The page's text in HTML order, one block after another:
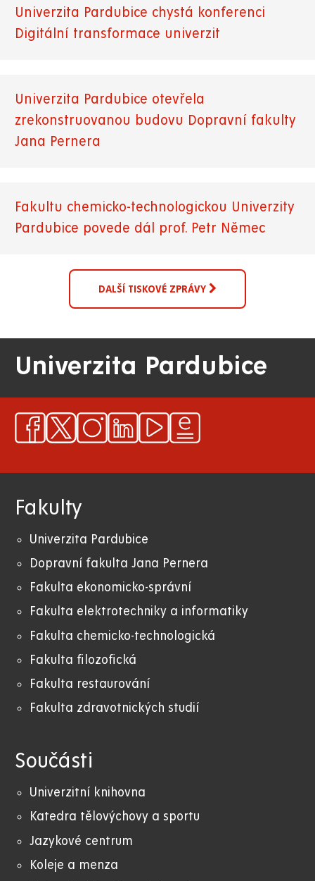
Univerzita Pardubice chystá konferenci
Digitální transformace univerzit
Univerzita Pardubice otevřela
zrekonstruovanou budovu Dopravní fakulty
Jana Pernera
Fakultu chemicko-technologickou Univerzity
Pardubice povede dál prof. Petr Němec
DALŠÍ TISKOVÉ ZPRÁVY
Univerzita Pardubice
Fakulty
Univerzita Pardubice
Dopravní fakulta Jana Pernera
Fakulta ekonomicko-správní
Fakulta elektrotechniky a informatiky
Fakulta chemicko-technologická
Fakulta filozofická
Fakulta restaurování
Fakulta zdravotnických studií
Součásti
Univerzitní knihovna
Katedra tělovýchovy a sportu
Jazykové centrum
Koleje a menza